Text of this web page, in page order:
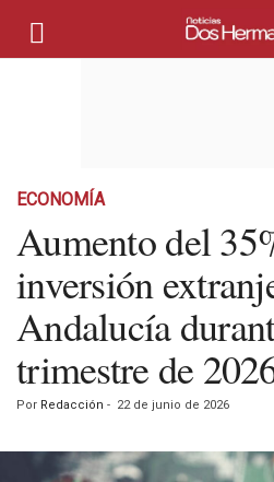
ECONOMÍA
Aumento del
inversión
Andalucía
trimestre de
Por Redacción - 22 de junio de 2026